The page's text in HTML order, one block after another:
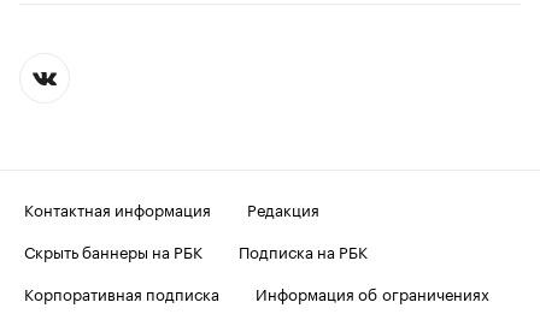
Контактная информация
Редакция
Скрыть баннеры на РБК
Подписка на РБК
Корпоративная подписка
Информация об ограничениях